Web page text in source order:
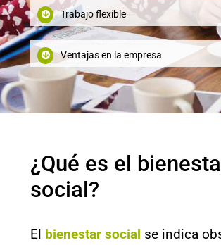
Trabajo flexible
Ventajas en la empresa
¿Qué es el
social?
El bienestar social se indica